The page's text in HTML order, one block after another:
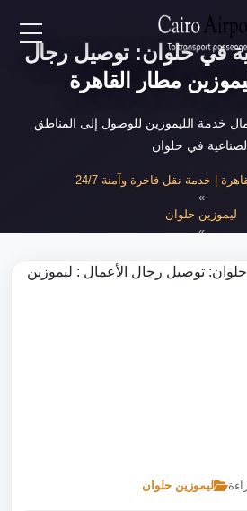
EN
المطار
في حلوان: توصيل رجال
مطار القاهرة
خدمة الليموزين للوصول إلى المناطق
في حلوان
| خدمة نقل فاخرة وآمنة 24/7
ليموزين حلوان
»
ليموزين حلوان